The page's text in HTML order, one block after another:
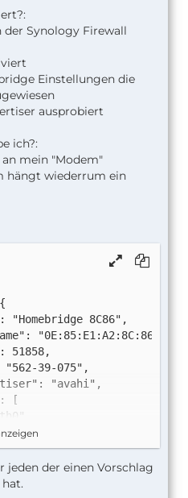
der Synology Firewall
Einstellungen die
ausprobiert
ich?:
mein "Modem"
hängt wiederrum ein
jeden der einen Vorschlag